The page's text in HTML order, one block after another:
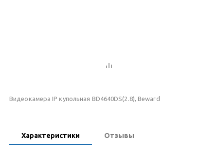
Видеокамера IP купольная BD4640DS(2.8), Beward
Характеристики Отзывы